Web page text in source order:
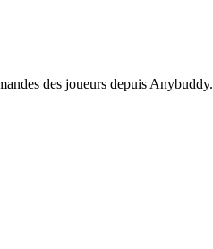
des joueurs depuis Anybuddy.